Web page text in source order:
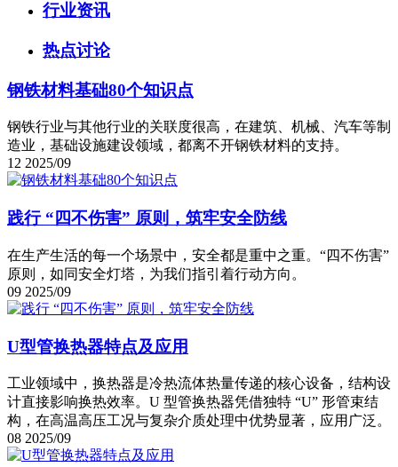
行业资讯
热点讨论
钢铁材料基础80个知识点
钢铁行业与其他行业的关联度很高，在建筑、机械、汽车等制
造业，基础设施建设领域，都离不开钢铁材料的支持。
12 2025/09
践行 “四不伤害” 原则，筑牢安全防线
在生产生活的每一个场景中，安全都是重中之重。“四不伤害”
原则，如同安全灯塔，为我们指引着行动方向。
09 2025/09
U型管换热器特点及应用
工业领域中，换热器是冷热流体热量传递的核心设备，结构设
计直接影响换热效率。U 型管换热器凭借独特 “U” 形管束结
构，在高温高压工况与复杂介质处理中优势显著，应用广泛。
08 2025/09